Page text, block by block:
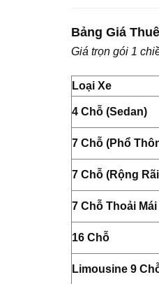
Bảng Giá
Giá trọn gói 1
Loại Xe
4 Chỗ (Sedan)
7 Chỗ (Phổ
7 Chỗ (Rộng
7 Chỗ Thoải Mái
16 Chỗ
Limousine 9